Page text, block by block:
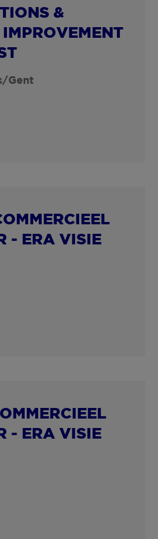
&
IMPROVEMENT
Gent
- ERA VISIE
- ERA VISIE